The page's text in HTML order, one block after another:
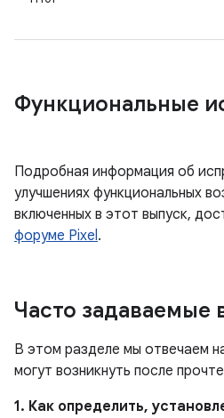
Функциональные
Подробная информация об
улучшениях функциональных
включенных в этот выпуск,
форуме Pixel.
Часто задаваемые
В этом разделе мы отвечаем
могут возникнуть после
1. Как определить,